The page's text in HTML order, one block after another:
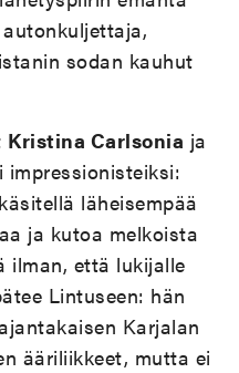
sodan kauhut
Kristina Carlsonia ja
impressionisteiksi:
läheisempää
ja kutoa melkoista
ilman, että lukijalle
Lintuseen: hän
Karjalan
ääriliikkeet, mutta ei